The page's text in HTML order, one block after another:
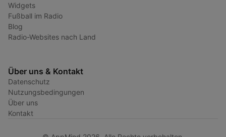
Widgets
Fußball im Radio
Blog
Radio-Websites nach Land
Über uns & Kontakt
Datenschutz
Nutzungsbedingungen
Über uns
Kontakt